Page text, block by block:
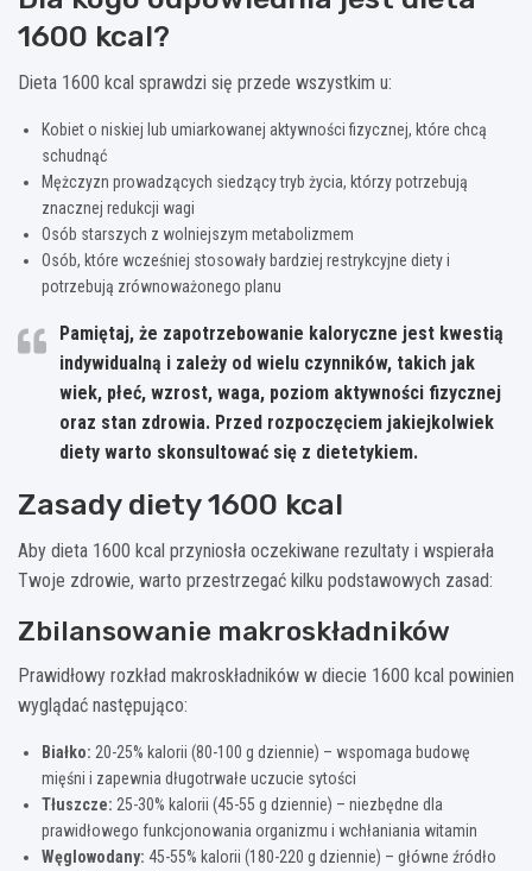
1600 kcal?
Dieta 1600 kcal sprawdzi się przede wszystkim u:
Kobiet o niskiej lub umiarkowanej aktywności fizycznej, które chcą
schudnąć
Mężczyzn prowadzących siedzący tryb życia, którzy potrzebują
znacznej redukcji wagi
Osób starszych z wolniejszym metabolizmem
Osób, które wcześniej stosowały bardziej restrykcyjne diety i
potrzebują zrównoważonego planu
Pamiętaj, że zapotrzebowanie kaloryczne jest kwestią
indywidualną i zależy od wielu czynników, takich jak
wiek, płeć, wzrost, waga, poziom aktywności fizycznej
oraz stan zdrowia. Przed rozpoczęciem jakiejkolwiek
diety warto skonsultować się z dietetykiem.
Zasady diety 1600 kcal
Aby dieta 1600 kcal przyniosła oczekiwane rezultaty i wspierała
Twoje zdrowie, warto przestrzegać kilku podstawowych zasad:
Zbilansowanie makroskładników
Prawidłowy rozkład makroskładników w diecie 1600 kcal powinien
wyglądać następująco:
Białko: 20-25% kalorii (80-100 g dziennie) – wspomaga budowę
mięśni i zapewnia długotrwałe uczucie sytości
Tłuszcze: 25-30% kalorii (45-55 g dziennie) – niezbędne dla
prawidłowego funkcjonowania organizmu i wchłaniania witamin
Węglowodany: 45-55% kalorii (180-220 g dziennie) – główne źródło